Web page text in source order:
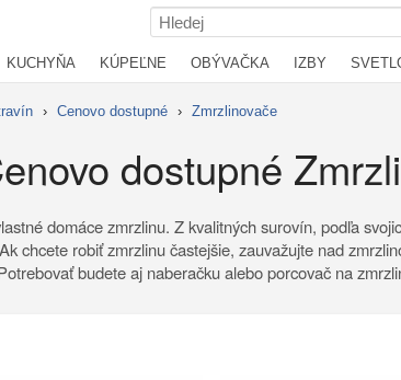
KUCHYŇA KÚPEĽNE OBÝVAČKA IZBY
› Cenovo dostupné › Zmrzlinovače
dostupné
domáce zmrzlinu. Z kvalitných surovín, podľa
chcete robiť zmrzlinu častejšie, zauvažujte nad
budete aj naberačku alebo porcovač na